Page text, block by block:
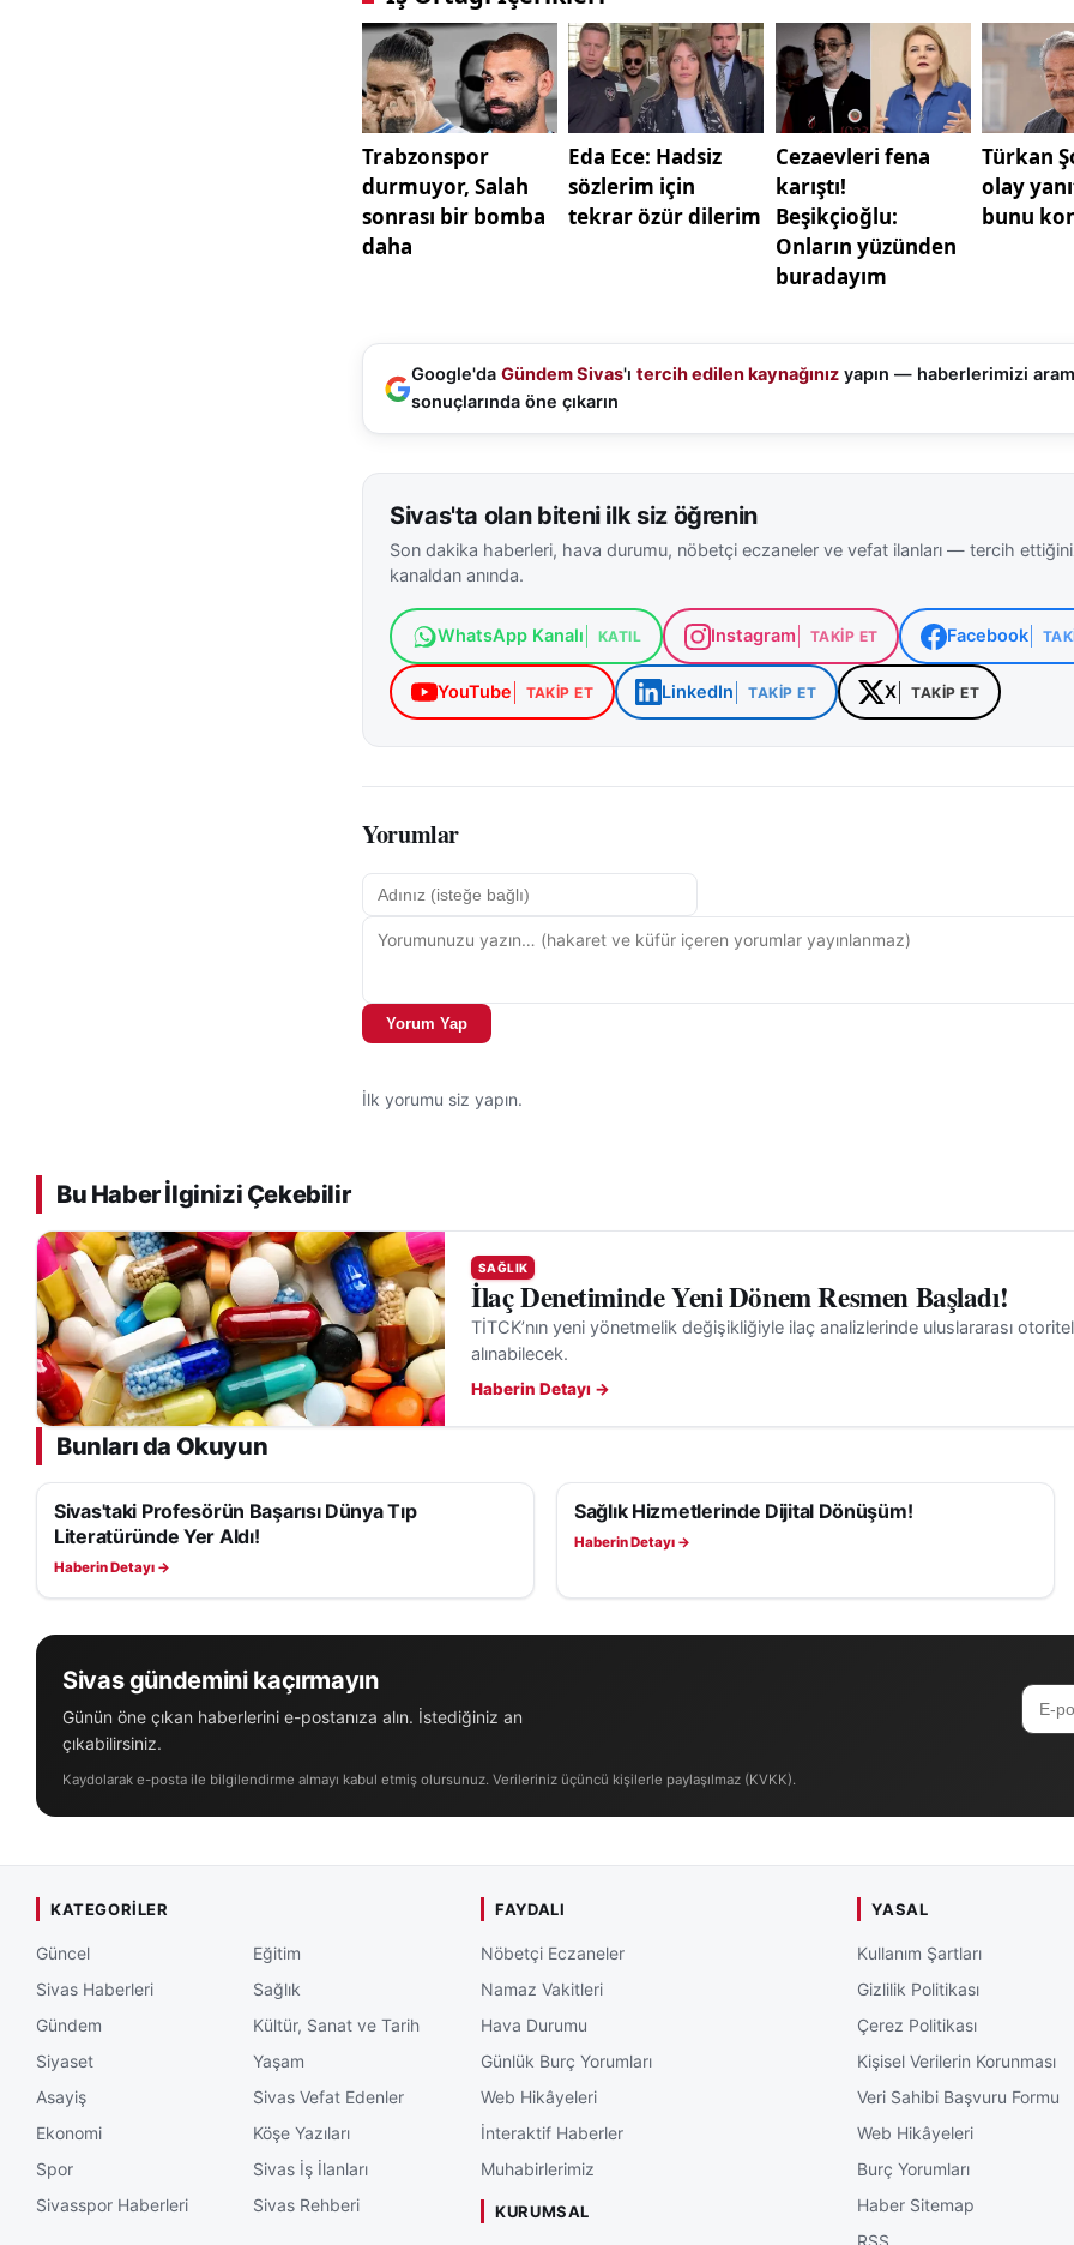
Gündem Sivas üzerinden ulaşabilirsiniz.
Google'da Gündem Sivas'ı tercih edilen kaynağınız yapın — haberlerimizi
sonuçlarında öne çıkarın
Sivas'ta olan biteni ilk siz öğrenin
Son dakika haberleri, hava durumu, nöbetçi eczaneler ve vefat ilanları — tercih
kanaldan anında.
WhatsApp Kanalı KATIL Instagram TAKIP ET Facebook
YouTube TAKIP ET LinkedIn TAKIP ET X TAKIP ET
Yorumlar
Yorum Yap
İlk yorumu siz yapın.
Bu Haber İlginizi Çekebilir
SAĞLIK
İlaç Denetiminde Yeni Dönem Resmen Başladı!
TİTCK’nın yeni yönetmelik değişikliğiyle ilaç analizlerinde uluslararası
alınabilecek.
Haberin Detayı →
Bunları da Okuyun
SAĞLIK
Sivas'taki Profesörün Başarısı Dünya Tıp
Literatüründe Yer Aldı!
Haberin Detayı →
SAĞLIK
Sağlık Hizmetlerinde Dijital Dönüşüm!
Haberin Detayı →
Sivas gündemini kaçırmayın
Günün öne çıkan haberlerini e-postanıza alın. İstediğiniz an
çıkabilirsiniz.
Kaydolarak e-posta ile bilgilendirme almayı kabul etmiş olursunuz. Verileriniz üçüncü kişilerle paylaşılmaz (KVKK).
KATEGORILER
Güncel
Sivas Haberleri
Gündem
Siyaset
Asayiş
Ekonomi
Spor
Sivasspor Haberleri
Eğitim
Sağlık
Kültür, Sanat ve Tarih
Yaşam
Sivas Vefat Edenler
Köşe Yazıları
Sivas İş İlanları
Sivas Rehberi
FAYDALI
Nöbetçi Eczaneler
Namaz Vakitleri
Hava Durumu
Günlük Burç Yorumları
Web Hikâyeleri
İnteraktif Haberler
Muhabirlerimiz
KURUMSAL
YASAL
Kullanım Şartları
Gizlilik Politikası
Çerez Politikası
Kişisel Verilerin Korunması
Veri Sahibi Başvuru Formu
Web Hikâyeleri
Burç Yorumları
Haber Sitemap
RSS